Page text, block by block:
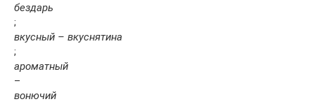
бездарь
;
вкусный – вкуснятина
;
ароматный
–
вонючий